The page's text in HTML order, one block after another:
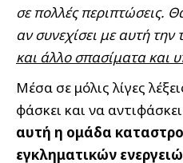
σε πολλές περιπτώσεις.
αν συνεχίσει με αυτή την
και άλλο σπασίματα και
Μέσα σε μόλις λίγες
φάσκει και να
αυτή η ομάδα
εγκληματικών